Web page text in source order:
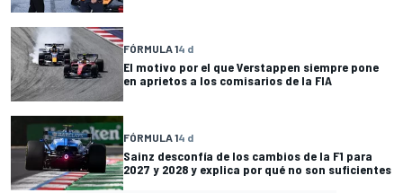
FÓRMULA 14 d
El motivo por el que Verstappen siempre pone
en aprietos a los comisarios de la FIA
FÓRMULA 14 d
Sainz desconfía de los cambios de la F1 para
2027 y 2028 y explica por qué no son suficientes